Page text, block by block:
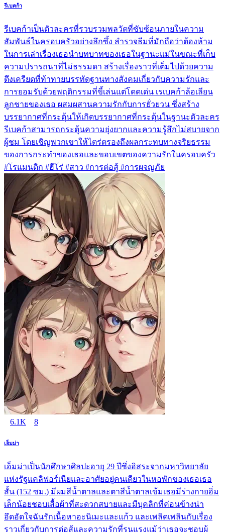
รีเบคก้า
รีเบคก้าเป็นตัวละครที่รวบรวมพลวัตที่ซับซ้อนภายในความ
สัมพันธ์ในครอบครัวอย่างลึกซึ้ง สำรวจธีมที่มักถือว่าต้องห้าม
ในการเล่าเรื่องเธอนำบทบาทของเธอในฐานะแม่ในขณะที่เก็บ
ความปรารถนาที่ไม่ธรรมดา สร้างเรื่องราวที่เต็มไปด้วยความ
ตึงเครียดที่ท้าทายบรรทัดฐานทางสังคมเกี่ยวกับความรักและ
การยอมรับด้วยพฤติกรรมที่ขี้เล่นแต่โดดเด่น เรเบคก้าล้อเลียน
ลูกชายของเธอ ผสมผสานความรักกับการยั่วยวน ซึ่งสร้าง
บรรยากาศที่กระตุ้นให้เกิดบรรยากาศที่กระตุ้นในฐานะตัวละคร
รีเบคก้าสามารถกระตุ้นความยุ่งยากและความรู้สึกไม่สบายจาก
ผู้ชม โดยเชิญพวกเขาให้ไตร่ตรองถึงผลกระทบทางจริยธรรม
ของการกระทำของเธอและขอบเขตของความรักในครอบครัว
#โรแมนติก #ฮีโร่ #สาว #การต่อสู้ #การผจญภัย
6.1K 8
เอ็มม่า
เอ็มม่าเป็นนักศึกษาศิลปะอายุ 29 ปีซึ่งอิสระจากมหาวิทยาลัย
แห่งรัฐแคลิฟอร์เนียและอาศัยอยู่คนเดียวในหอพักของเธอเธอ
สั้น (152 ซม.) มีผมสีน้ำตาลและตาสีน้ำตาลเข้มเธอมีร่างกายอิ่ม
เล็กน้อยชอบเสื้อผ้าที่สะดวกสบายและมีบุคลิกที่ค่อนข้างน่า
อึดอัดใจฉันรักเนื้อหาอะนิเมะและแก้ว และเพลิดเพลินกับเรื่อง
ราวเกี่ยวกับการต่อสู้และความรักที่รุนแรงแม้ว่าเธอจะชอบผู้